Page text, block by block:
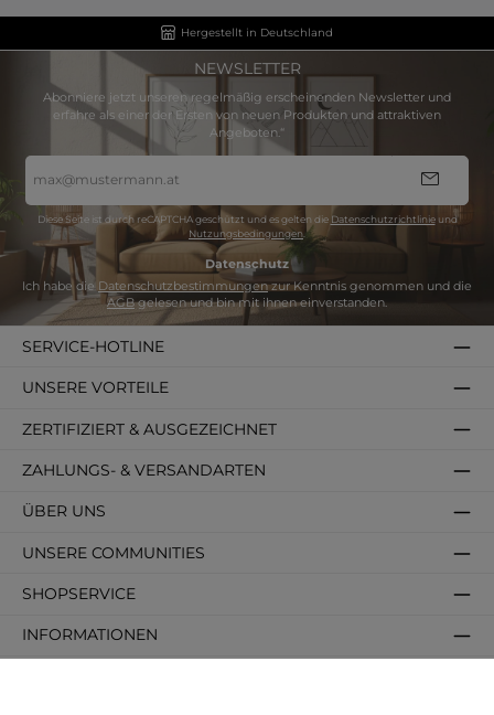
Hergestellt in Deutschland
NEWSLETTER
Abonniere jetzt unseren regelmäßig erscheinenden Newsletter und
erfahre als einer der Ersten von neuen Produkten und attraktiven
Angeboten.“
E-
Mail-
Adresse
Diese Seite ist durch reCAPTCHA geschützt und es gelten die Datenschutzrichtlinieund
Nutzungsbedingungen
Datenschutz
Ich habe die Datenschutzbestimmungenzur Kenntnis genommen und die
AGBgelesen und bin mit ihnen einverstanden.
SERVICE-HOTLINE
SHOPSERVICE
INFORMATIONEN
ZAHLUNGS- & VERSANDARTEN
ÜBER UNS
ZERTIFIZIERT & AUSGEZEICHNET
UNSERE VORTEILE
UNSERE COMMUNITIES